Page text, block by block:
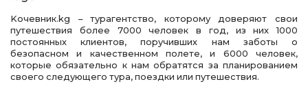
Kочевник.kg – турагентство, которому доверяют свои
путешествия более 7000 человек в год, из них 1000
постоянных клиентов, поручивших нам заботы о
безопасном и качественном полете, и 6000 человек,
которые обязательно к нам обратятся за планированием
своего следующего тура, поездки или путешествия.